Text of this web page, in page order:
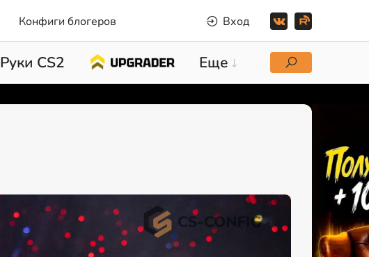
Конфиги блогеров Вход
Руки CS2 Еще